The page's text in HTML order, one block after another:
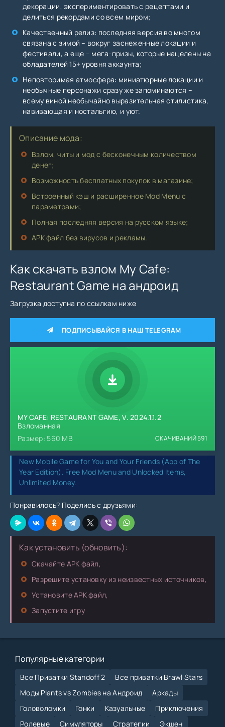
декорации, экспериментировать с рецептами и
делиться рекордами со всем миром;
Качественный релиз: последняя версия во многом
связана с зимой – вокруг заснеженные локации и
фестивали, а еще – мега-призы, которые нацелены на
обладателей 15+ уровня аккаунта;
Неповторимая атмосфера: миниатюрные локации и
необычные персонажи сразу же запоминаются –
всему виной необычайно выразительная стилистика,
навивающая и ностальгию, и уют.
Описание мода:
Взлом, читы и мод с бесконечным количеством
денег;
Возможность бесплатных покупок в магазине;
Встроенный кэш и расширенное Mod Menu с
параметрами;
Полная последняя версия на русском языке;
APK файл без вирусов и рекламы.
Как скачать взлом My Cafe:
Restaurant Game на андроид
Загрузка доступна по ссылкам ниже
ПОДПИСЫВАЙСЯ В НАШ TELEGRAM
MY CAFE: RESTAURANT GAME, V. 2024.1.1.2
Взломанная
Размер: 560 MB
СКАЧИВАНИЙ591
New Mobile Game for You and Your Friends (App of The
Year Edition). Free Mod Menu and Unlocked Items,
Unlimited Money.
Понравилось? Поделись с друзьями:
Как установить (обновить):
Скачайте APK файл,
Разрешите установку из неизвестных источников,
Установите APK файл,
Запустите игру
Популярные категории
Все Приватки Standoff 2
Все приватки Brawl Stars
Моды Plants vs Zombies на Андроид
Аркады
Головоломки
Гонки Казуальные
Приключения
Ролевые
Симуляторы Стратегии
Экшен